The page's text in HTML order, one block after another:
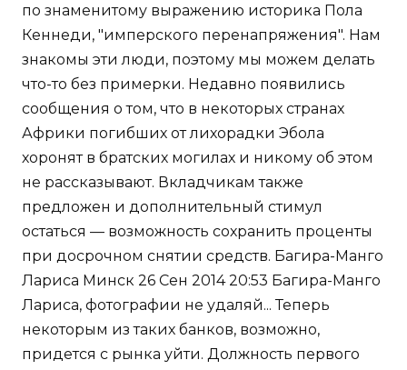
по знаменитому выражению историка Пола
Кеннеди, "имперского перенапряжения". Нам
знакомы эти люди, поэтому мы можем делать
что-то без примерки. Недавно появились
сообщения о том, что в некоторых странах
Африки погибших от лихорадки Эбола
хоронят в братских могилах и никому об этом
не рассказывают. Вкладчикам также
предложен и дополнительный стимул
остаться — возможность сохранить проценты
при досрочном снятии средств. Багира-Манго
Лариса Минск 26 Сен 2014 20:53 Багира-Манго
Лариса, фотографии не удаляй... Теперь
некоторым из таких банков, возможно,
придется с рынка уйти. Должность первого